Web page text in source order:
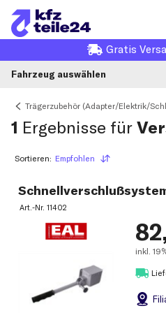
Gratis
Fahrzeug auswählen
Trägerzubehör (Adapter/Elektrik/
1 Ergebnisse für
Empfohlen
Sortieren
Art.-Nr.11402
inkl.